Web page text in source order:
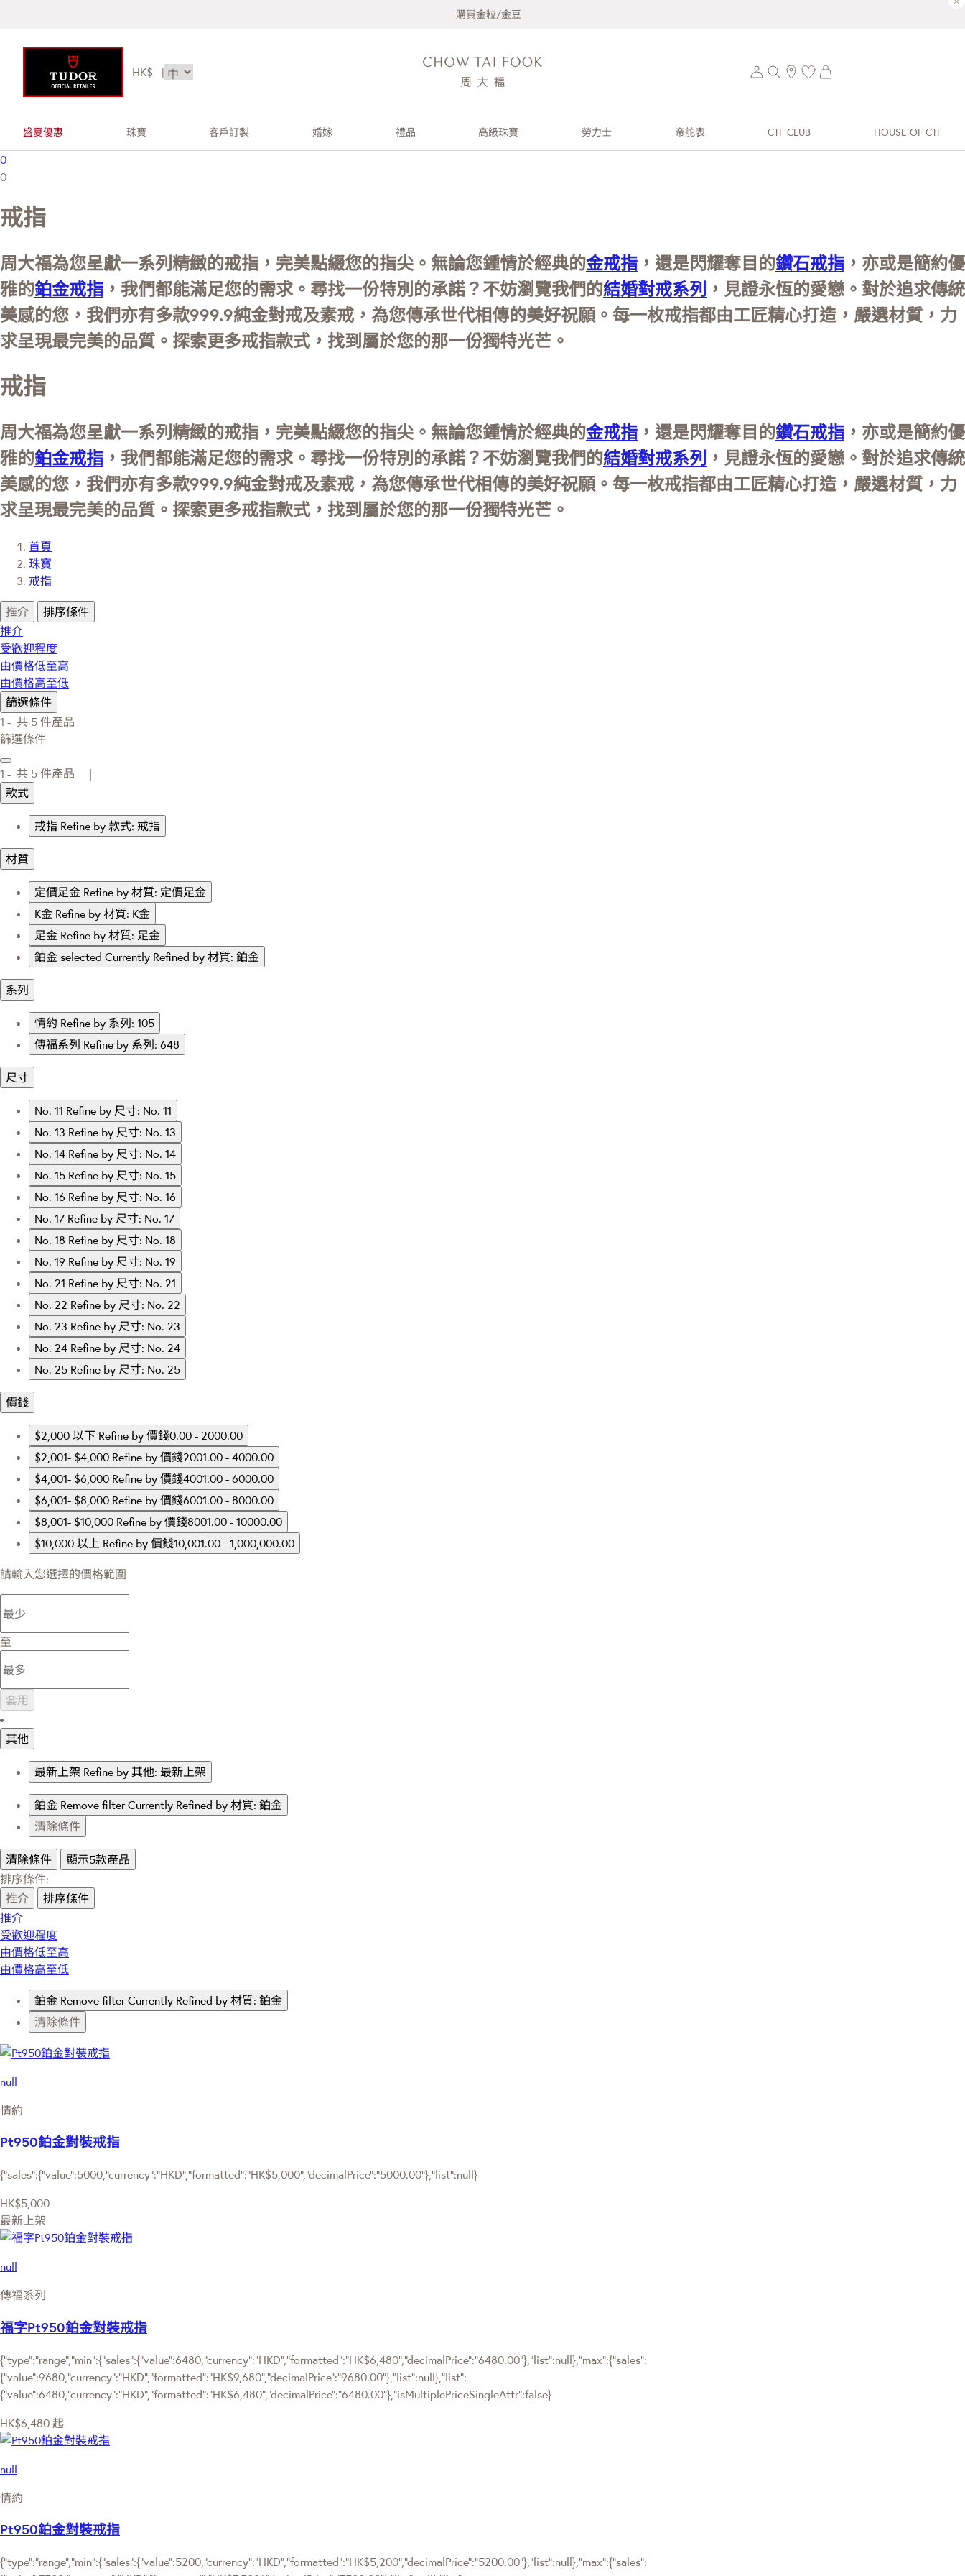
購買金粒/金豆
HK$ |
盛夏優惠 珠寶 客戶訂製 婚嫁 禮品 高級珠寶 勞力士 帝舵表 CTF CLUB HOUSE OF CTF
0
0
戒指
周大福為您呈獻一系列精緻的戒指，完美點綴您的指尖。無論您鍾情於經典的金戒指 ，還是閃耀奪目的鑽石戒指 ，亦或是簡約優
雅的鉑金戒指 ，我們都能滿足您的需求。尋找一份特別的承諾？不妨瀏覽我們的結婚對戒系列 ，見證永恆的愛戀。對於追求傳統
美感的您，我們亦有多款999.9純金對戒及素戒，為您傳承世代相傳的美好祝願。每一枚戒指都由工匠精心打造，嚴選材質，力
求呈現最完美的品質。探索更多戒指款式，找到屬於您的那一份獨特光芒。
戒指
周大福為您呈獻一系列精緻的戒指，完美點綴您的指尖。無論您鍾情於經典的金戒指 ，還是閃耀奪目的鑽石戒指 ，亦或是簡約優
雅的鉑金戒指 ，我們都能滿足您的需求。尋找一份特別的承諾？不妨瀏覽我們的結婚對戒系列 ，見證永恆的愛戀。對於追求傳統
美感的您，我們亦有多款999.9純金對戒及素戒，為您傳承世代相傳的美好祝願。每一枚戒指都由工匠精心打造，嚴選材質，力
求呈現最完美的品質。探索更多戒指款式，找到屬於您的那一份獨特光芒。
首頁
珠寶
戒指
推介
排序條件
推介
受歡迎程度
由價格低至高
由價格高至低
篩選條件
1 - 共 5 件產品
篩選條件
1 - 共 5 件產品 |
款式
戒指 Refine by 款式: 戒指
材質
定價足金 Refine by 材質: 定價足金
K金 Refine by 材質: K金
足金 Refine by 材質: 足金
鉑金
selected Currently Refined by 材質: 鉑金
系列
情約 Refine by 系列: 105
傳福系列 Refine by 系列: 648
尺寸
No. 11 Refine by 尺寸: No. 11
No. 13 Refine by 尺寸: No. 13
No. 14 Refine by 尺寸: No. 14
No. 15 Refine by 尺寸: No. 15
No. 16 Refine by 尺寸: No. 16
No. 17 Refine by 尺寸: No. 17
No. 18 Refine by 尺寸: No. 18
No. 19 Refine by 尺寸: No. 19
No. 21 Refine by 尺寸: No. 21
No. 22 Refine by 尺寸: No. 22
No. 23 Refine by 尺寸: No. 23
No. 24 Refine by 尺寸: No. 24
No. 25 Refine by 尺寸: No. 25
價錢
$2,000 以下 Refine by 價錢0.00 - 2000.00
$2,001- $4,000 Refine by 價錢2001.00 - 4000.00
$4,001- $6,000 Refine by 價錢4001.00 - 6000.00
$6,001- $8,000 Refine by 價錢6001.00 - 8000.00
$8,001- $10,000 Refine by 價錢8001.00 - 10000.00
$10,000 以上 Refine by 價錢10,001.00 - 1,000,000.00
請輸入您選擇的價格範圍
至
套用
其他
最新上架 Refine by 其他: 最新上架
鉑金 Remove filter Currently Refined by 材質: 鉑金
清除條件
清除條件
顯示5款產品
排序條件:
推介
排序條件
推介
受歡迎程度
由價格低至高
由價格高至低
鉑金 Remove filter Currently Refined by 材質: 鉑金
清除條件
null
情約
Pt950鉑金對裝戒指
{"sales":{"value":5000,"currency":"HKD","formatted":"HK$5,000","decimalPrice":"5000.00"},"list":null}
HK$5,000
最新上架
null
傳福系列
福字Pt950鉑金對裝戒指
{"type":"range","min":{"sales":{"value":6480,"currency":"HKD","formatted":"HK$6,480","decimalPrice":"6480.00"},"list":null},"max":{"sales":
{"value":9680,"currency":"HKD","formatted":"HK$9,680","decimalPrice":"9680.00"},"list":null},"list":
{"value":6480,"currency":"HKD","formatted":"HK$6,480","decimalPrice":"6480.00"},"isMultiplePriceSingleAttr":false}
HK$6,480 起
null
情約
Pt950鉑金對裝戒指
{"type":"range","min":{"sales":{"value":5200,"currency":"HKD","formatted":"HK$5,200","decimalPrice":"5200.00"},"list":null},"max":{"sales":